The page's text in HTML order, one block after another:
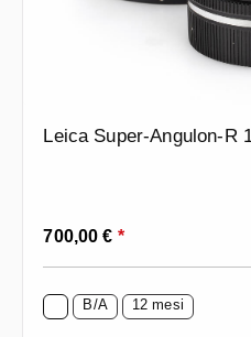
Leica Super-Angulon-R
Prezzo normale:
700,00 € *
B/A 12 mesi